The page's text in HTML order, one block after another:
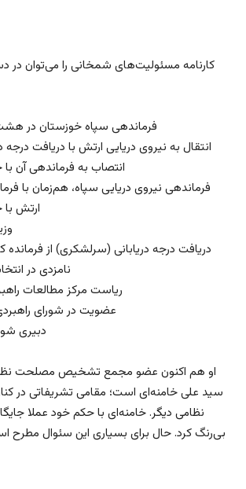
کارنامه مسئولیت‌های شمخانی را می‌توان در
فرماندهی سپاه خوزستان در
انتقال به نیروی دریایی ارتش با دریافت
انتصاب به فرماندهی آن
فرماندهی نیروی دریایی سپاه، هم‌زمان با
ارتش
دریافت درجه دریابانی (سرلشکری) از فرمانده کل
نامزدی در
ریاست مرکز مطالعات
عضویت در شورای
دبیری
او هم اکنون عضو مجمع تشخیص مصلحت
نظامی دیگر. خامنه‌ای با حکم خود عملا
بی‌رنگ کرد. حال برای بسیاری این سئوال